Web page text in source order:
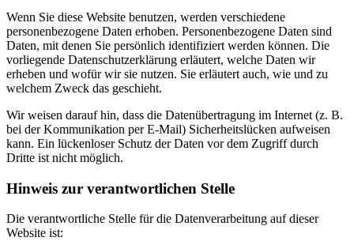
Wenn Sie diese Website benutzen, werden verschiedene
personenbezogene Daten erhoben. Personenbezogene Daten sind
Daten, mit denen Sie persönlich identifiziert werden können. Die
vorliegende Datenschutzerklärung erläutert, welche Daten wir
erheben und wofür wir sie nutzen. Sie erläutert auch, wie und zu
welchem Zweck das geschieht.
Wir weisen darauf hin, dass die Datenübertragung im Internet (z. B.
bei der Kommunikation per E-Mail) Sicherheitslücken aufweisen
kann. Ein lückenloser Schutz der Daten vor dem Zugriff durch
Dritte ist nicht möglich.
Hinweis zur verantwortlichen Stelle
Die verantwortliche Stelle für die Datenverarbeitung auf dieser
Website ist: